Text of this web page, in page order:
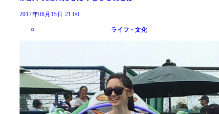
2017年08月15日 21:00
ライフ・文化